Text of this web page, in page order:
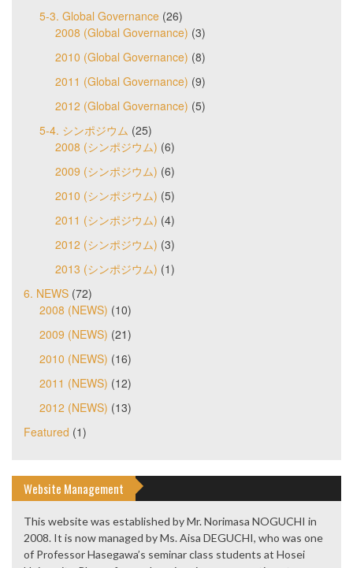
5-3. Global Governance (26)
2008 (Global Governance) (3)
2010 (Global Governance) (8)
2011 (Global Governance) (9)
2012 (Global Governance) (5)
5-4. シンポジウム (25)
2008 (シンポジウム) (6)
2009 (シンポジウム) (6)
2010 (シンポジウム) (5)
2011 (シンポジウム) (4)
2012 (シンポジウム) (3)
2013 (シンポジウム) (1)
6. NEWS (72)
2008 (NEWS) (10)
2009 (NEWS) (21)
2010 (NEWS) (16)
2011 (NEWS) (12)
2012 (NEWS) (13)
Featured (1)
Website Management
This website was established by Mr. Norimasa NOGUCHI in
2008. It is now managed by Ms. Aisa DEGUCHI, who was one
of Professor Hasegawa’s seminar class students at Hosei